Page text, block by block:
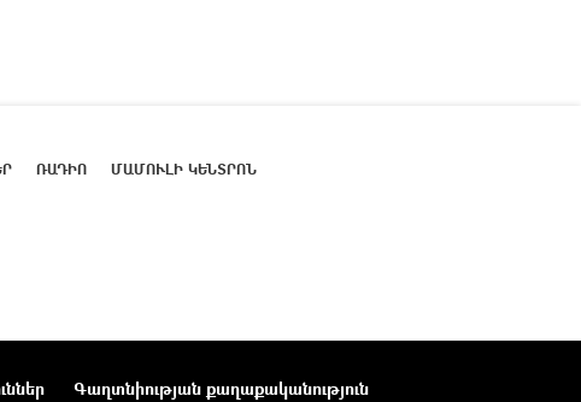
ՌԱԴԻՈ ՄԱՄՈՒԼԻ ԿԵՆՏՐՈՆ
Գաղտնիության քաղաքականություն